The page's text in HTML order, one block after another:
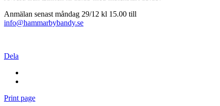
Anmälan senast måndag 29/12 kl 15.00 till
info@hammarbybandy.se
Dela
Print page